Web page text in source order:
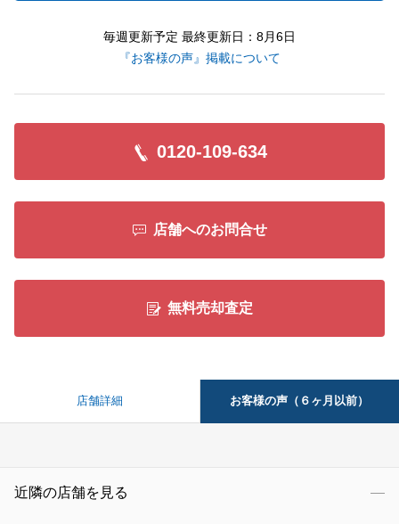
毎週更新予定 最終更新日：8月6日
『お客様の声』掲載について
0120-109-634
店舗へのお問合せ
無料売却査定
店舗詳細 お客様の声（６ヶ月以前）
近隣の店舗を見る